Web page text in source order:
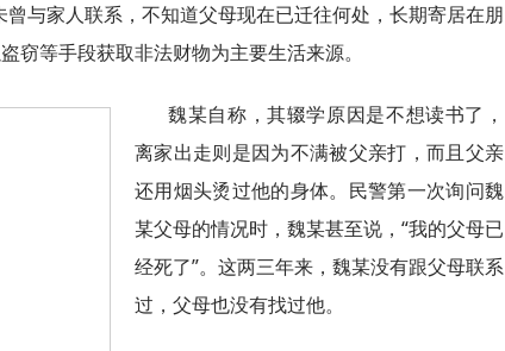
与家人联系，不知道父母现在已迁往何处，长期寄居在朋
窃等手段获取非法财物为主要生活来源。
魏某自称，其辍学原因是不想读书了，
离家出走则是因为不满被父亲打，而且父亲
还用烟头烫过他的身体。民警第一次询问魏
某父母的情况时，魏某甚至说，“我的父母已
经死了”。这两三年来，魏某没有跟父母联系
过，父母也没有找过他。